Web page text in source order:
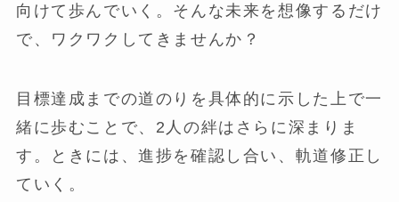
向けて歩んでいく。そんな未来を想像するだけ
で、ワクワクしてきませんか？
目標達成までの道のりを具体的に示した上で一
緒に歩むことで、2人の絆はさらに深まりま
す。ときには、進捗を確認し合い、軌道修正し
ていく。